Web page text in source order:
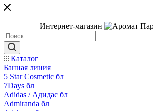
Интернет-магазин
Каталог
Банная линия
5 Star Cosmetic бл
7Days бл
Adidas / Адидас бл
Admiranda бл